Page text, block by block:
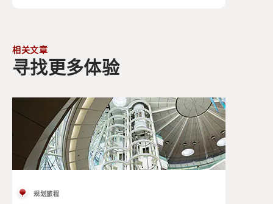
相关文章
寻找更多体验
规划旅程